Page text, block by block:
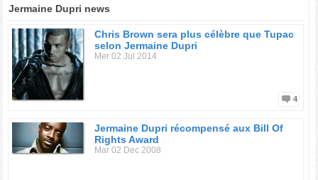
Jermaine Dupri news
Chris Brown sera plus célèbre que Tupac
selon Jermaine Dupri
Mer 02 Jul 2014
4
Jermaine Dupri récompensé aux Bill Of
Rights Award
Mar 02 Dec 2008